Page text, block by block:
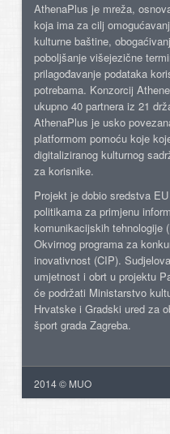
AthenaPlus je mreža,
koja ima za cilj
kulturne baštine,
poboljšanje višejezične
prilagođavanje podataka
potrebama. Konzorcij
ukupno 40 partnera iz 21
AthenaPlus je usko
platformom pomoću koje
digitaliziranog kulturnog
za korisnike.
Projekt je dobio sredstva
politikama za primjenu
komunikacijskih tehnologije
Okvirnog programa za
inovativnost (CIP).
umjetnost i obrt u projektu
će podržati Ministarstvo
Hrvatske i Gradski ured za
šport grada Zagreba.
2014 © MUO